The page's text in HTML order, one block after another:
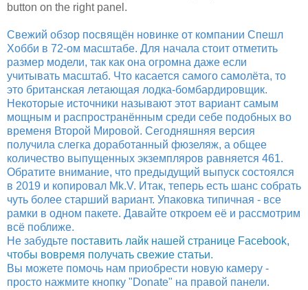
button on the right panel.
Свежий обзор посвящён новинке от компании Спешл
Хобби в 72-ом масштабе. Для начала стоит отметить
размер модели, так как она огромна даже если
учитывать масштаб. Что касается самого самолёта, то
это британская летающая лодка-бомбардировщик.
Некоторые источники называют этот вариант самым
мощным и распространённым среди себе подобных во
временя Второй Мировой. Сегодняшняя версия
получила слегка доработанный фюзеляж, а общее
количество выпущенных экземпляров равняется 461.
Обратите внимание, что предыдущий выпуск состоялся
в 2019 и копировал Mk.V. Итак, теперь есть шанс собрать
чуть более старший вариант. Упаковка типичная - все
рамки в одном пакете. Давайте откроем её и рассмотрим
всё поближе.
Не забудьте поставить лайк нашей странице Facebook,
чтобы вовремя получать свежие статьи.
Вы можете помочь нам приобрести новую камеру -
просто нажмите кнопку "Donate" на правой панели.